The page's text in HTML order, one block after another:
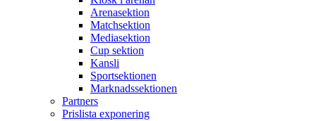
Arenasektion
Matchsektion
Mediasektion
Cup sektion
Kansli
Sportsektionen
Marknadssektionen
Partners
Prislista exponering